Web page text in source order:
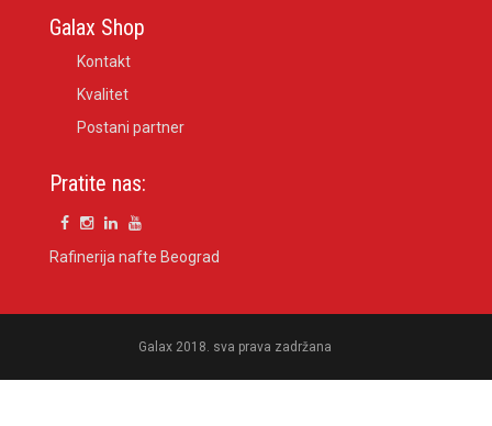
Galax Shop
Kontakt
Kvalitet
Postani partner
Pratite nas:
Rafinerija nafte Beograd
Galax 2018. sva prava zadržana